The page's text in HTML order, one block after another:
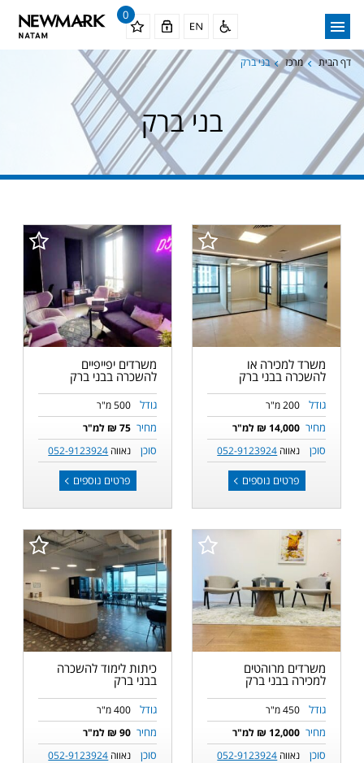
0
דף הבית מרכז בני ברק
בני ברק
משרד למכירה או
להשכרה בבני ברק
גודל 200 מ"ר
מחיר 14,000 ₪ למ"ר
סוכן נאווה 052-9123924
פרטים נוספים
משרדים יפייפיים
להשכרה בבני ברק
גודל 500 מ"ר
מחיר 75 ₪ למ"ר
סוכן נאווה 052-9123924
פרטים נוספים
משרדים מרוהטים
למכירה בבני ברק
גודל 450 מ"ר
מחיר 12,000 ₪ למ"ר
סוכן נאווה 052-9123924
כיתות לימוד להשכרה
בבני ברק
גודל 400 מ"ר
מחיר 90 ₪ למ"ר
סוכן נאווה 052-9123924